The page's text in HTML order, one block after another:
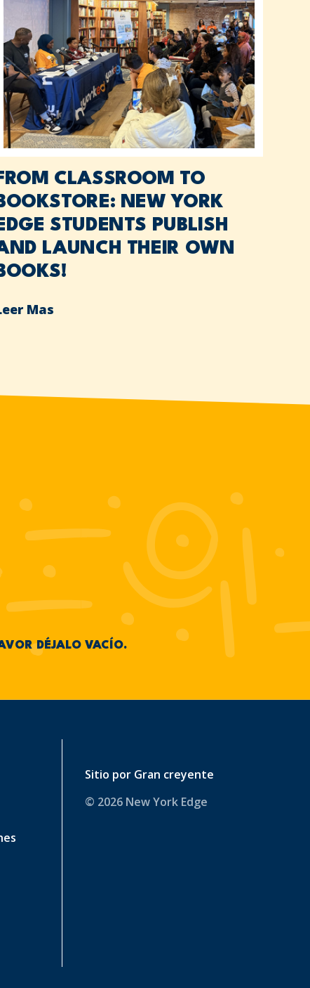
FROM CLASSROOM TO
BOOKSTORE: NEW YORK
EDGE STUDENTS PUBLISH
LAUNCH THEIR OWN
BOOKS!
Mas
DÉJALO VACÍO.
Sitio por Gran creyente
© 2026 New York Edge